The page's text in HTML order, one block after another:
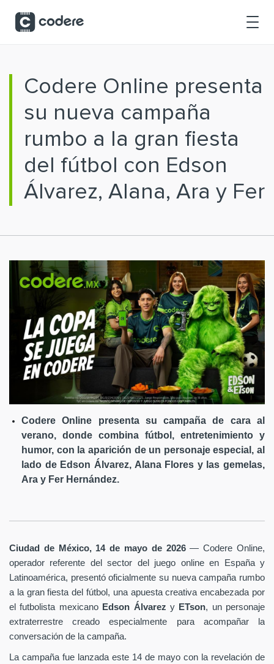
Codere Online presenta
su nueva campaña
rumbo a la gran fiesta
del fútbol con Edson
Álvarez, Alana, Ara y Fer
Codere Online presenta su campaña de cara al
verano, donde combina fútbol, entretenimiento y
humor, con la aparición de un personaje especial, al
lado de Edson Álvarez, Alana Flores y las gemelas,
Ara y Fer Hernández.
Ciudad de México, 14 de mayo de 2026— Codere Online,
operador referente del sector del juego online en España y
Latinoamérica, presentó oficialmente su nueva campaña rumbo
a la gran fiesta del fútbol, una apuesta creativa encabezada por
el futbolista mexicano Edson Álvarez yETson, un personaje
extraterrestre creado especialmente para acompañar la
conversación de la campaña.
La campaña fue lanzada este 14 de mayo con la revelación de